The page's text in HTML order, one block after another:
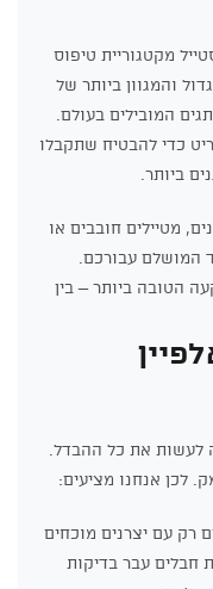
מקטגוריית טיפוס
והמגוון ביותר של
מוצרים מהמותגים המובילים בעולם.
כדי להבטיח שתקבלו
ביותר.
מטיילים חובבים או
המושלם עבורכם.
הטובה ביותר – בין
לעשות את כל ההבדל.
לכן אנחנו מציעים:
רק עם יצרנים מוכחים
חבלים עבר בדיקות